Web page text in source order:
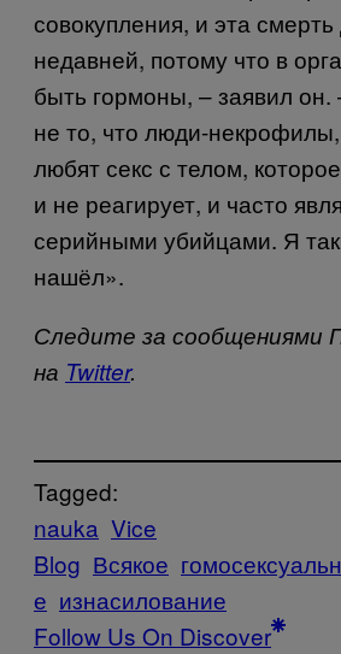
совокупления, и эта
недавней, потому что в
быть гормоны, – заявил
не то, что люди-
любят секс с телом,
и не реагирует, и часто
серийными убийцами. Я
нашёл».
Следите за сообщениями
на Twitter.
Tagged:
nauka Vice
Blog Всякое
е изнасилование
Follow Us On Discover